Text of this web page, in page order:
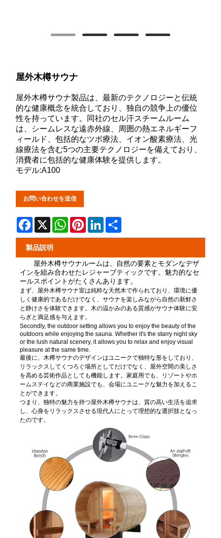
屋外木樽サウナ
屋外木樽サウナ製品は、最新のテクノロジーと伝統
的な健康概念を統合しており、独自の競争上の優位
性を持っています。同社のセル汗スチームルーム
は、シームレスな遠赤外線、周囲の熱エネルギーフ
ィールド、包括的なツボ療法、イオン酸素療法、光
線療法を含む5つの主要テクノロジーを備えており、
消費者に包括的な健康体験を提供します。
モデル:A100
お問い合わせを送信
Facebook
X WhatsApp
PinterestLinkedIn
製品説明
屋外木樽サウナルームは、自然の要素とモダンなデザ
インを組み合わせたレジャーブティックです。魅力的なセ
ールスポイントがたくさんあります。
まず、屋外木樽サウナ室は純粋な天然木で作られており、環境に優
しく健康的であるだけでなく、サウナを楽しみながら自然の新鮮さ
と静けさを体験できます。木の温かみのある質感がサウナ体験に安
らぎと満足感を与えます。
Secondly, the outdoor setting allows you to enjoy the beauty of the
outdoors while enjoying the sauna. Whether it's the starry night sky
or the lush natural scenery, it allows you to relax and enjoy visual
pleasure at the same time.
最後に、木樽サウナのデザインはユニークで独特な形をしており、
リラックスしてくつろぐ場所としてだけでなく、屋外空間の美しさ
を高める芸術作品としても機能します。家庭用でも、リゾートやホ
ームステイなどの商業施設でも、会場にユニークな魅力を加えるこ
とができます。
つまり、独特の魅力を持つ屋外木樽サウナは、質の高い生活を追求
し、心身をリラックスさせる現代人にとって理想的な選択肢となっ
たのです。